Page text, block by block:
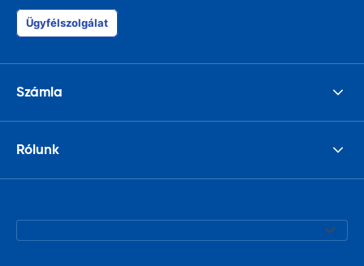
Ügyfélszolgálat
Számla
Rólunk